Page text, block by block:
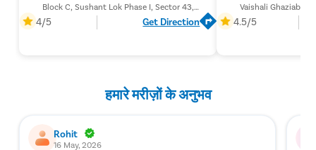
Block C, Sushant Lok Phase I, Sector 43,
Gurugram, Haryana 122002
4/5 Get Direction
Vaishali Ghaziabad
4.5/5
हमारे मरीज़ों के अनुभव
Rohit
16 May, 2026